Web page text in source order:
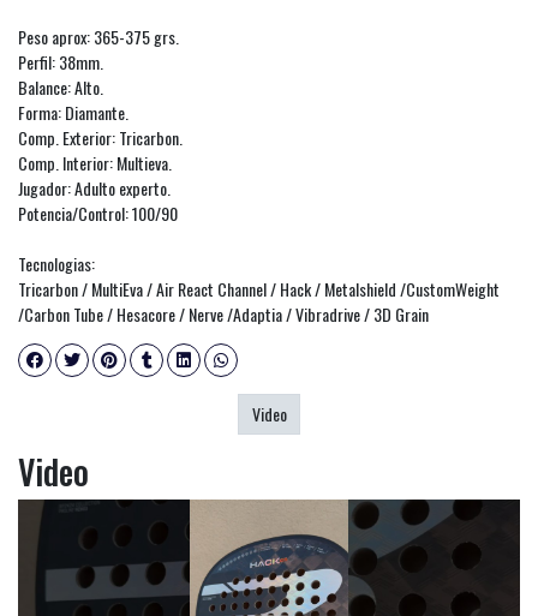
Peso aprox: 365-375 grs.
Perfil: 38mm.
Balance: Alto.
Forma: Diamante.
Comp. Exterior: Tricarbon.
Comp. Interior: Multieva.
Jugador: Adulto experto.
Potencia/Control: 100/90
Tecnologias:
Tricarbon / MultiEva / Air React Channel / Hack / Metalshield /CustomWeight
/Carbon Tube / Hesacore / Nerve /Adaptia / Vibradrive / 3D Grain
Video
Video